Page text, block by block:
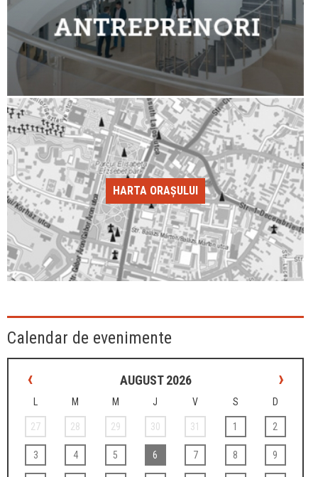
HARTA ORAȘULUI
Calendar de evenimente
‹ AUGUST 2026 ›
L M M J V S D
27 28 29 30 31 1 2
3 4 5 6 7 8 9